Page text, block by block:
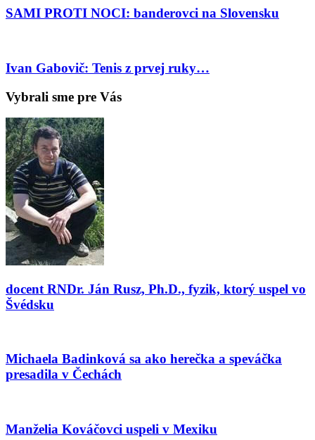
SAMI PROTI NOCI: banderovci na Slovensku
Ivan Gabovič: Tenis z prvej ruky…
Vybrali sme pre Vás
docent RNDr. Ján Rusz, Ph.D., fyzik, ktorý uspel vo
Švédsku
Michaela Badinková sa ako herečka a speváčka
presadila v Čechách
Manželia Kováčovci uspeli v Mexiku